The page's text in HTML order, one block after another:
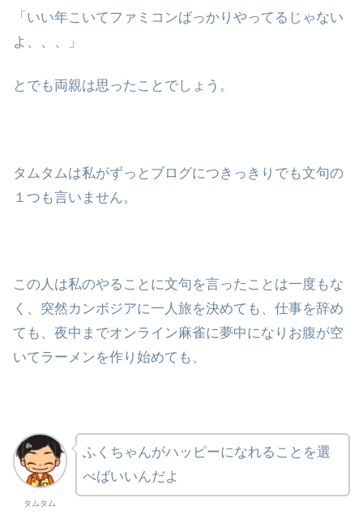
「いい年こいてファミコンばっかりやってるじゃない
よ、、、」
とでも両親は思ったことでしょう。
タムタムは私がずっとブログにつきっきりでも文句の
１つも言いません。
この人は私のやることに文句を言ったことは一度もな
く、突然カンボジアに一人旅を決めても、仕事を辞め
ても、夜中までオンライン麻雀に夢中になりお腹が空
いてラーメンを作り始めても、
タムタム
ふくちゃんがハッピーになれることを選
べばいいんだよ